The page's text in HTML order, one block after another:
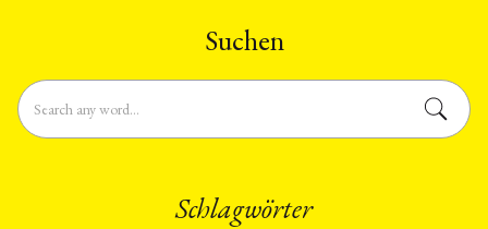
Suchen
Schlagwörter